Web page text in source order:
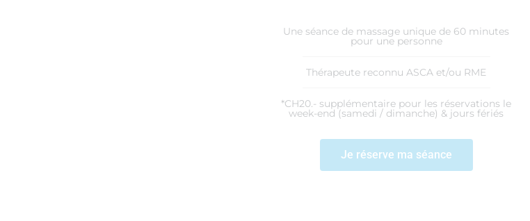
Une séance de massage unique de 60 minutes
pour une personne
Thérapeute reconnu ASCA et/ou RME
*CH20.- supplémentaire pour les réservations le
week-end (samedi / dimanche) & jours fériés
Je réserve ma séance